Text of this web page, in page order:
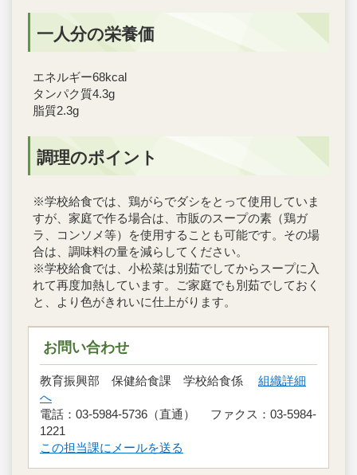
一人分の栄養価
エネルギー68kcal
タンパク質4.3g
脂質2.3g
調理のポイント
※学校給食では、鶏がらでダシをとって使用していま
すが、家庭で作る場合は、市販のスープの素（鶏ガ
ラ、コンソメ等）を使用することも可能です。その場
合は、調味料の量を減らしてください。
※学校給食では、小松菜は別茹でしてからスープに入
れて再度加熱しています。ご家庭でも別茹でしておく
と、より色がきれいに仕上がります。
お問い合わせ
教育振興部 保健給食課 学校給食係 組織詳細
へ
電話：03-5984-5736（直通） ファクス：03-5984-
1221
この担当課にメールを送る